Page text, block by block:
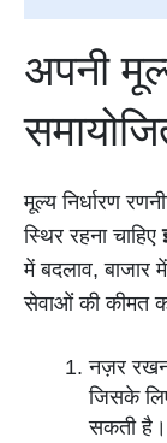
अपनी
मूल्य निर्धारण
स्थिर रहना चाहिए
में बदलाव, बाजार
सेवाओं की कीमत
नज़र
जिसके
सकती है।